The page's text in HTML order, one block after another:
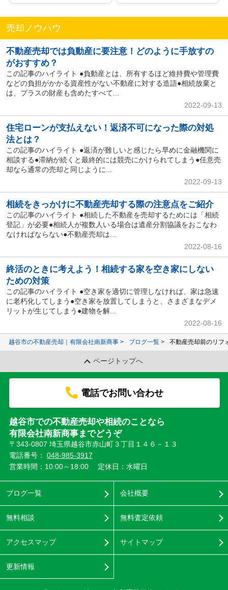
売却ノウハウ
不動産売却では負動産に要注意！どのように手放すの
がおすすめ？
この記事のハイライト ●負動産とは、所有するほど維持費や管理費
などの負担がかかる資産性がない不動産に対する造語●相続放棄と
は、プラスの財産も含めたすべて...
2022-09-13
住宅ローンが支払えない！返済不可になった際の対処
法とは？
この記事のハイライト ●返済が難しいと感じたら早めに金融機関に
相談する●滞納が続くと最終的には競売にかけられてしまう●任意売
却なら通常の売却と同じように...
2022-09-13
相続をきっかけに不動産売却する際の注意点をご紹介
この記事のハイライト ●相続した不動産を売却するためには「相続
登記」が必要●相続人が複数人いる場合は遺産分割協議をおこなわ
なければならない●不動産売却は...
2022-08-16
終活のときに考えよう！相続する家を空き家にしない
ための対策
この記事のハイライト ●空き家を適切に管理しなければ、家は急速
に老朽化してしまう●空き家を放置してしまうと、さまざまなデメ
リットが生じてしまう●建物を解...
2022-08-16
越谷市の不動産売却｜有限会社南新商事 ブログ一覧 不動産売却前のリフ
ページトップへ
電話でお問い合わせ
越谷市での不動産売却や相続のことなら
有限会社南新商事までどうぞ
〒343-0807 埼玉県越谷市赤山町３丁目１４６－１３
電話番号： 048-985-3917
営業時間：10:00～18:00
定休日：水曜日
ブログ一覧
無料相談
アクセスマップ
更新情報
会社概要
無料査定依頼
サイトマップ